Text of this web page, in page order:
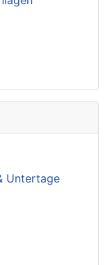
Untertage